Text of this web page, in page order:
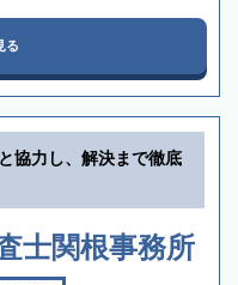
る
協力し、解決まで徹底
士関根事務所